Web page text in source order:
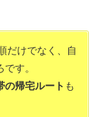
だけでなく、自
す。
の帰宅ルート も